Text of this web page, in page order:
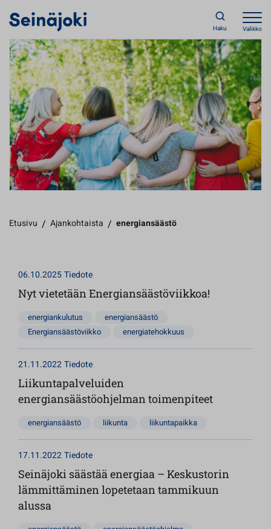
Haku Valikko
Etusivu / Ajankohtaista / energiansäästö
06.10.2025Tiedote
Nyt vietetään Energiansäästöviikkoa!
energiankulutus
energiansäästö
Energiansäästöviikko
energiatehokkuus
21.11.2022Tiedote
Liikuntapalveluiden
energiansäästöohjelman toimenpiteet
energiansäästö liikunta liikuntapaikka
17.11.2022Tiedote
Seinäjoki säästää energiaa – Keskustorin
lämmittäminen lopetetaan tammikuun
alussa